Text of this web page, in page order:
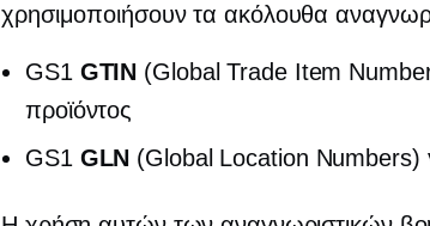
χρησιμοποιήσουν τα ακόλουθα
GS1 GTIN (Global Trade Item
προϊόντος
GS1 GLN (Global Location Numbers)